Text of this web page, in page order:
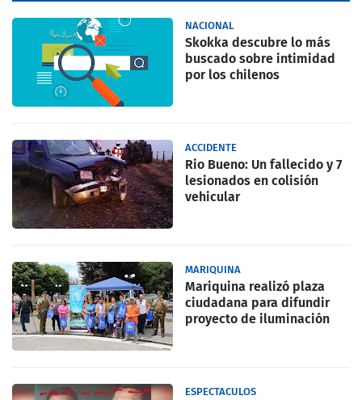
NACIONAL
Skokka descubre lo más
buscado sobre intimidad
por los chilenos
ACCIDENTE
Rio Bueno: Un fallecido y 7
lesionados en colisión
vehicular
MARIQUINA
Mariquina realizó plaza
ciudadana para difundir
proyecto de iluminación
ESPECTACULOS